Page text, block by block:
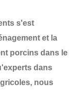
s'est
et la
porcins dans le
dans
nous